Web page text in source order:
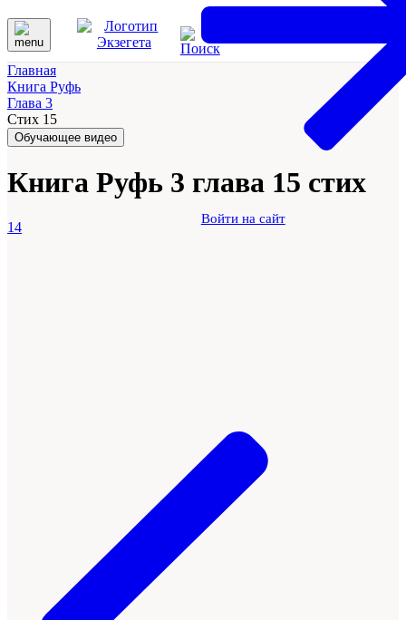
Войти на сайт
Главная
Книга Руфь
Глава 3
Стих 15
Обучающее видео
Книга Руфь 3 глава 15 стих
14